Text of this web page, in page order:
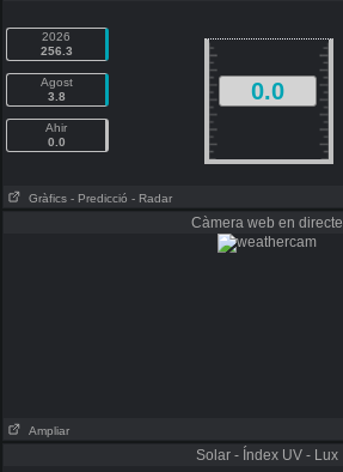
2026
256.3
Agost
3.8
Ahir
0.0
0.0
Gràfics - Predicció - Radar
Càmera web en directe
Ampliar
Solar - Índex UV - Lux